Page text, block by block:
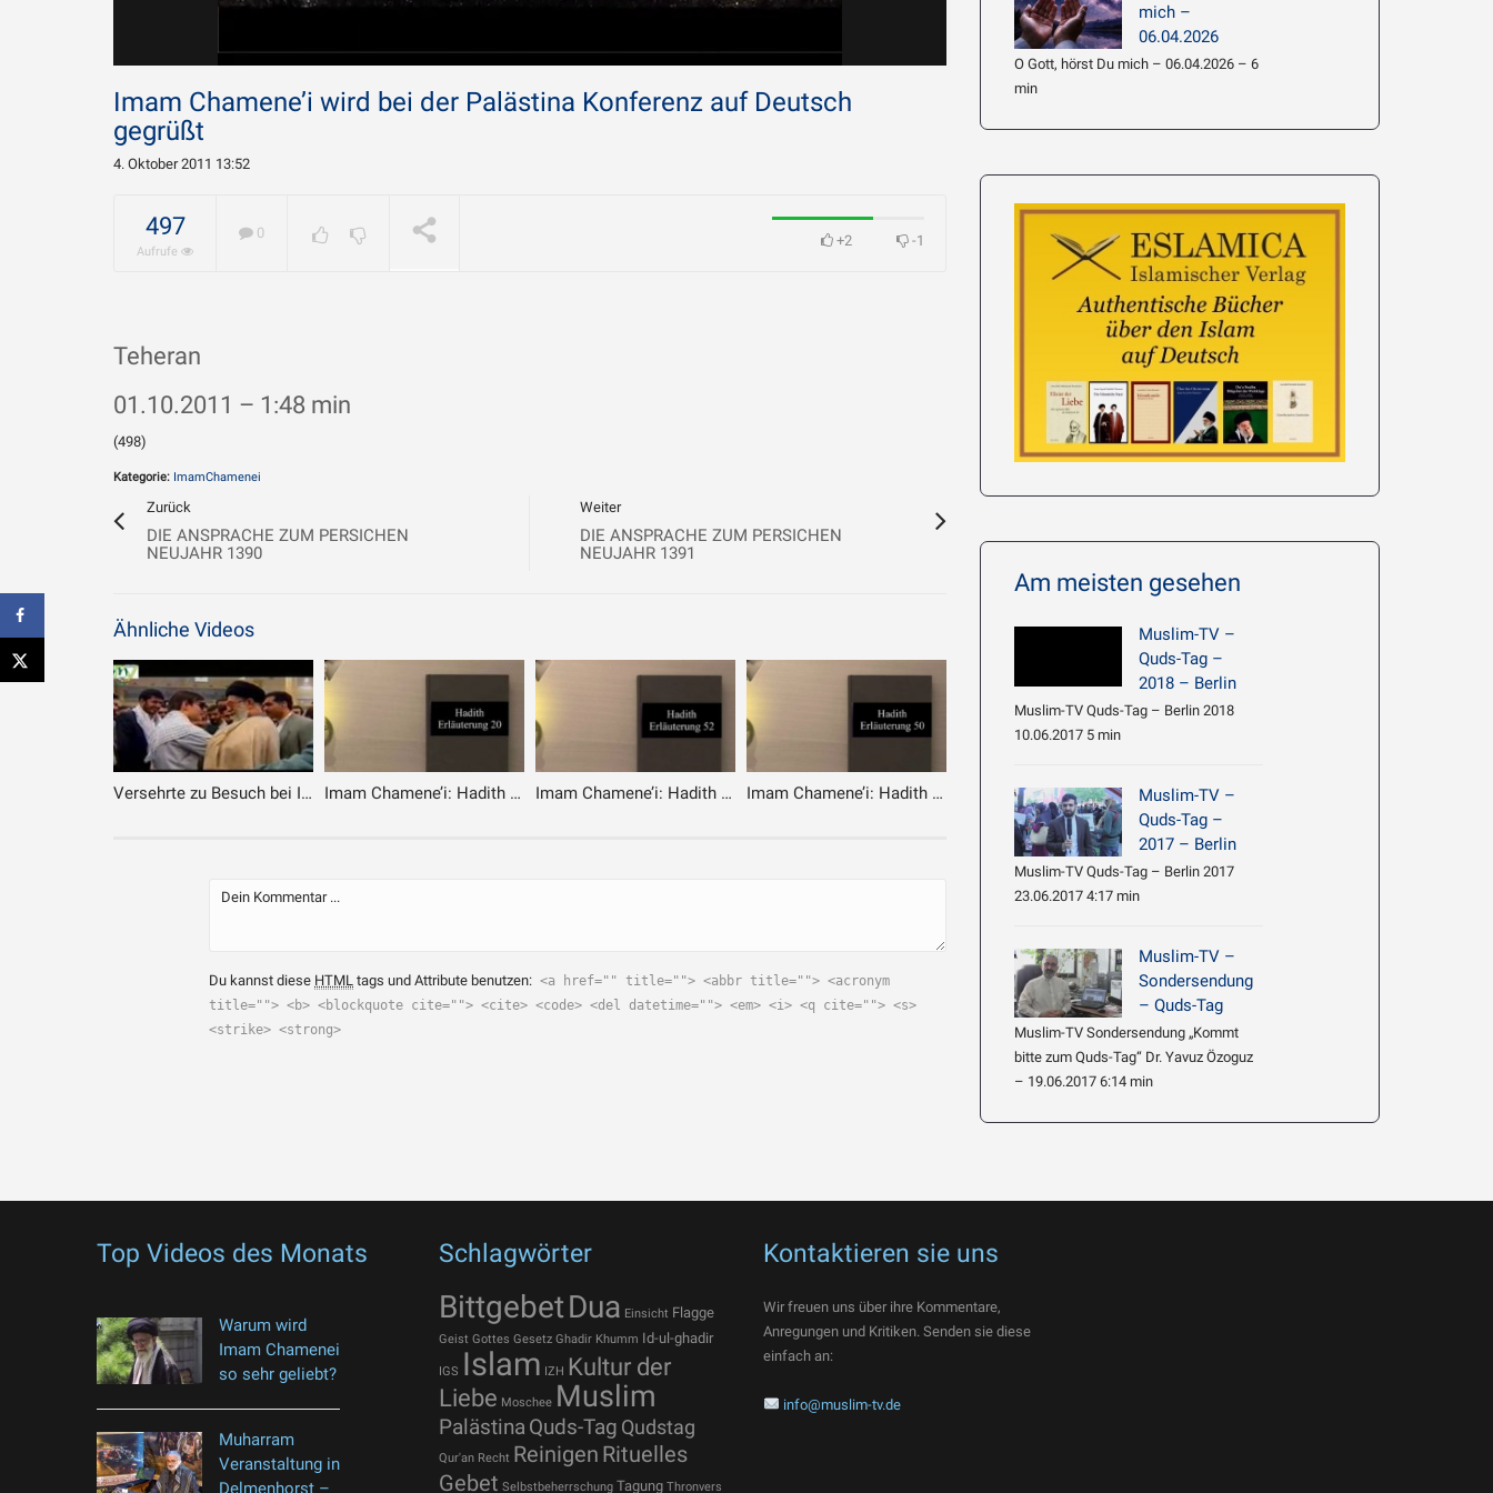
Erläuterung 063 –
Imam Chamene’i: Hadith
meisten Wissen beziehen
Imam Chamene’i wird bei der Palästina Konferenz auf Deutsch
gegrüßt
4. Oktober 2011 13:52
497
Aufrufe
0 +2 -1
Teheran
01.10.2011 – 1:48 min
(498)
Kategorie: ImamChamenei
Zurück
DIE ANSPRACHE ZUM PERSICHEN
NEUJAHR 1390
Weiter
DIE ANSPRACHE ZUM PERSICHEN
NEUJAHR 1391
Ähnliche Videos
Versehrte zu Besuch bei Imam Chamene’i Imam Chamene’i: Hadith Erläuterung 020 – Überwältigung der eigenen Triebseele Imam Chamene’i: Hadith Erläuterung 052 – Einrichtung der Gebete Imam Chamene’i: Hadith Erläuterung 050 – Erwartung von Allah
Du kannst diese HTML tags und Attribute benutzen: <a href="" title=""> <abbr title=""> <acronym
title=""> <b> <blockquote cite=""> <cite> <code> <del datetime=""> <em> <i> <q cite=""> <s>
<strike> <strong>
mich –
06.04.2026
O Gott, hörst Du mich – 06.04.2026 – 6
min
Am meisten gesehen
Muslim-TV –
Quds-Tag –
2018 – Berlin
Muslim-TV Quds-Tag – Berlin 2018
10.06.2017 5 min
Muslim-TV –
Quds-Tag –
2017 – Berlin
Muslim-TV Quds-Tag – Berlin 2017
23.06.2017 4:17 min
Muslim-TV –
Sondersendung
– Quds-Tag
Muslim-TV Sondersendung „Kommt
bitte zum Quds-Tag“ Dr. Yavuz Özoguz
– 19.06.2017 6:14 min
Top Videos des Monats
Warum wird
Imam Chamenei
so sehr geliebt?
Muharram
Veranstaltung in
Delmenhorst –
Schlagwörter
BittgebetDua Einsicht Flagge
Geist Gottes Gesetz Ghadir Khumm Id-ul-ghadir
IGS Islam IZH Kultur der
Liebe Moschee Muslim
Palästina Quds-Tag Qudstag
Qur'an Recht Reinigen Rituelles
Gebet Selbstbeherrschung Tagung Thronvers
Kontaktieren sie uns
Wir freuen uns über ihre Kommentare,
Anregungen und Kritiken. Senden sie diese
einfach an:
info@muslim-tv.de